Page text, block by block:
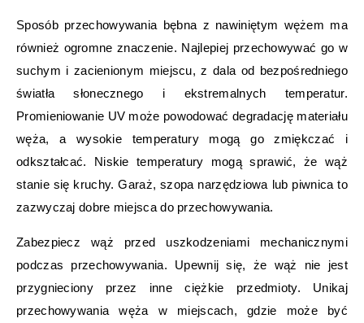
Sposób przechowywania bębna z nawiniętym wężem ma
również ogromne znaczenie. Najlepiej przechowywać go w
suchym i zacienionym miejscu, z dala od bezpośredniego
światła słonecznego i ekstremalnych temperatur.
Promieniowanie UV może powodować degradację materiału
węża, a wysokie temperatury mogą go zmiękczać i
odkształcać. Niskie temperatury mogą sprawić, że wąż
stanie się kruchy. Garaż, szopa narzędziowa lub piwnica to
zazwyczaj dobre miejsca do przechowywania.
Zabezpiecz wąż przed uszkodzeniami mechanicznymi
podczas przechowywania. Upewnij się, że wąż nie jest
przygnieciony przez inne ciężkie przedmioty. Unikaj
przechowywania węża w miejscach, gdzie może być